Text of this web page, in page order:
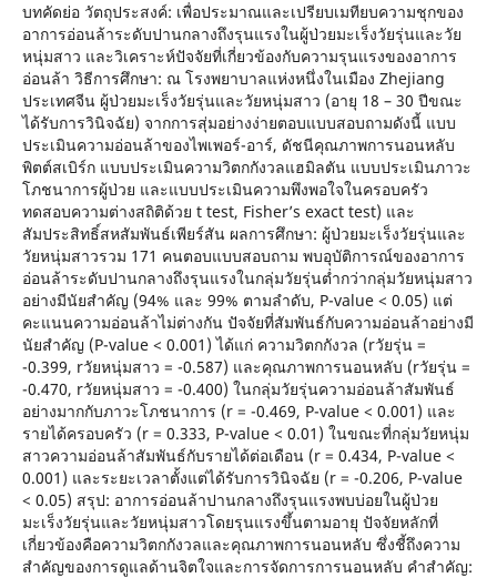
บทคัดย่อ วัตถุประสงค์: เพื่อประมาณและเปรียบเมทียบความชุกของ
อาการอ่อนล้าระดับปานกลางถึงรุนแรงในผู้ป่วยมะเร็งวัยรุ่นและวัย
หนุ่มสาว และวิเคราะห์ปัจจัยที่เกี่ยวข้องกับความรุนแรงของอาการ
อ่อนล้า วิธีการศึกษา: ณ โรงพยาบาลแห่งหนึ่งในเมือง Zhejiang
ประเทศจีน ผู้ป่วยมะเร็งวัยรุ่นและวัยหนุ่มสาว (อายุ 18 – 30 ปีขณะ
ได้รับการวินิจฉัย) จากการสุ่มอย่างง่ายตอบแบบสอบถามดังนี้ แบบ
ประเมินความอ่อนล้าของไพเพอร์-อาร์, ดัชนีคุณภาพการนอนหลับ
พิตต์สเบิร์ก แบบประเมินความวิตกกังวลแฮมิลตัน แบบประเมินภาวะ
โภชนาการผู้ป่วย และแบบประเมินความพึงพอใจในครอบครัว
ทดสอบความต่างสถิติด้วย t test, Fisher’s exact test) และ
สัมประสิทธิ์สหสัมพันธ์เพียร์สัน ผลการศึกษา: ผู้ป่วยมะเร็งวัยรุ่นและ
วัยหนุ่มสาวรวม 171 คนตอบแบบสอบถาม พบอุบัติการณ์ของอาการ
อ่อนล้าระดับปานกลางถึงรุนแรงในกลุ่มวัยรุ่นต่ำกว่ากลุ่มวัยหนุ่มสาว
อย่างมีนัยสำคัญ (94% และ 99% ตามลำดับ, P-value < 0.05) แต่
คะแนนความอ่อนล้าไม่ต่างกัน ปัจจัยที่สัมพันธ์กับความอ่อนล้าอย่างมี
นัยสำคัญ (P-value < 0.001) ได้แก่ ความวิตกกังวล (rวัยรุ่น =
-0.399, rวัยหนุ่มสาว = -0.587) และคุณภาพการนอนหลับ (rวัยรุ่น =
-0.470, rวัยหนุ่มสาว = -0.400) ในกลุ่มวัยรุ่นความอ่อนล้าสัมพันธ์
อย่างมากกับภาวะโภชนาการ (r = -0.469, P-value < 0.001) และ
รายได้ครอบครัว (r = 0.333, P-value < 0.01) ในขณะที่กลุ่มวัยหนุ่ม
สาวความอ่อนล้าสัมพันธ์กับรายได้ต่อเดือน (r = 0.434, P-value <
0.001) และระยะเวลาตั้งแต่ได้รับการวินิจฉัย (r = -0.206, P-value
< 0.05) สรุป: อาการอ่อนล้าปานกลางถึงรุนแรงพบบ่อยในผู้ป่วย
มะเร็งวัยรุ่นและวัยหนุ่มสาวโดยรุนแรงขึ้นตามอายุ ปัจจัยหลักที่
เกี่ยวข้องคือความวิตกกังวลและคุณภาพการนอนหลับ ซึ่งชี้ถึงความ
สำคัญของการดูแลด้านจิตใจและการจัดการการนอนหลับ คำสำคัญ: